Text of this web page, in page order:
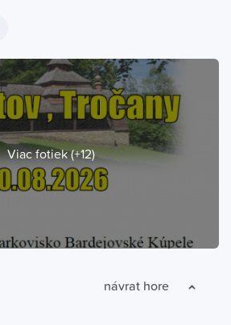
Viac fotiek (+12)
návrat hore